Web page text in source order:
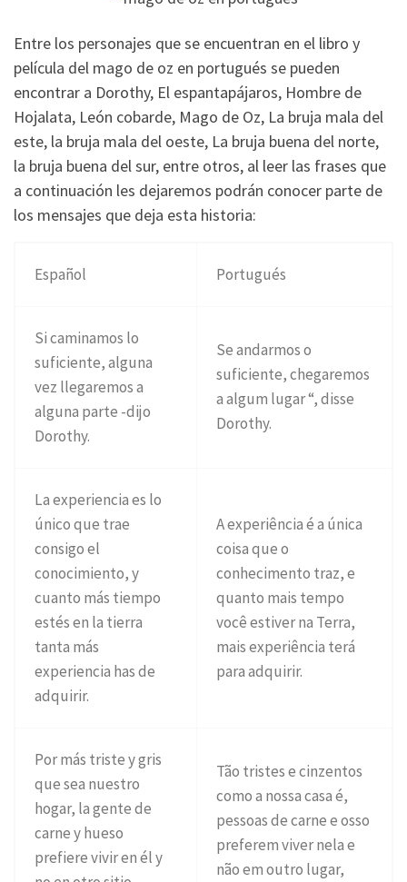
Entre los personajes que se encuentran en el libro y
película del mago de oz en portugués se pueden
encontrar a Dorothy, El espantapájaros, Hombre de
Hojalata, León cobarde, Mago de Oz, La bruja mala del
este, la bruja mala del oeste, La bruja buena del norte,
la bruja buena del sur, entre otros, al leer las frases que
a continuación les dejaremos podrán conocer parte de
los mensajes que deja esta historia:
Español Portugués
Si caminamos lo
suficiente, alguna
vez llegaremos a
alguna parte -dijo
Dorothy.
Se andarmos o
suficiente, chegaremos
a algum lugar “, disse
Dorothy.
La experiencia es lo
único que trae
consigo el
conocimiento, y
cuanto más tiempo
estés en la tierra
tanta más
experiencia has de
adquirir.
A experiência é a única
coisa que o
conhecimento traz, e
quanto mais tempo
você estiver na Terra,
mais experiência terá
para adquirir.
Por más triste y gris
que sea nuestro
hogar, la gente de
carne y hueso
prefiere vivir en él y
Tão tristes e cinzentos
como a nossa casa é,
pessoas de carne e osso
preferem viver nela e
não em outro lugar,